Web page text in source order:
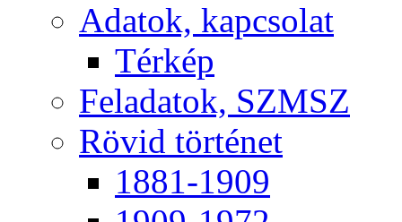
Ada­tok, kap­cso­lat
Tér­kép
Fel­ada­tok, SZMSZ
Rö­vid tör­té­net
1881-1909